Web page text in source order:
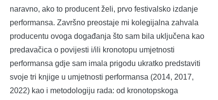
naravno, ako to producent želi, prvo festivalsko izdanje
performansa. Završno preostaje mi kolegijalna zahvala
producentu ovoga događanja što sam bila uključena kao
predavačica o povijesti i/ili kronotopu umjetnosti
performansa gdje sam imala prigodu ukratko predstaviti
svoje tri knjige u umjetnosti performansa (2014, 2017,
2022) kao i metodologiju rada: od kronotopskoga